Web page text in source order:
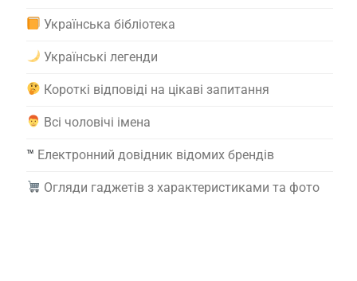
Українська бібліотека
Українські легенди
Короткі відповіді на цікаві запитання
Всі чоловічі імена
™️ Електронний довідник відомих брендів
Огляди гаджетів з характеристиками та фото